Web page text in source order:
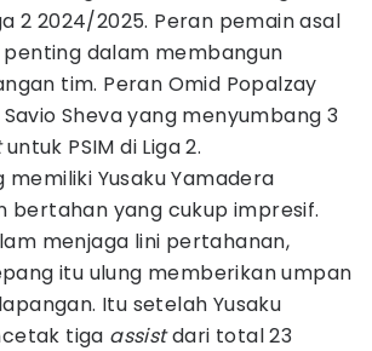
2 2024/2025. Peran pemain asal
dalam membangun
tim. Peran Omid Popalzay
Sheva yang menyumbang 3
untuk PSIM di Liga 2.
memiliki Yusaku Yamadera
bertahan yang cukup impresif.
menjaga lini pertahanan,
itu ulung memberikan umpan
Itu setelah Yusaku
tiga assistdari total 23